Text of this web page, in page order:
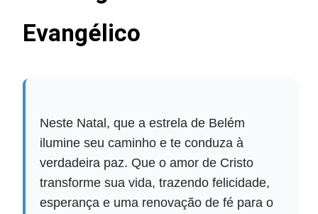
Evangélico
Neste Natal, que a estrela de Belém
ilumine seu caminho e te conduza à
verdadeira paz. Que o amor de Cristo
transforme sua vida, trazendo felicidade,
esperança e uma renovação de fé para o